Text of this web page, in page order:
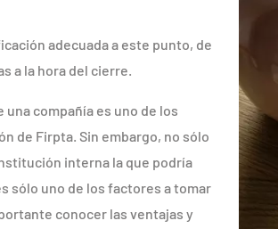
adecuada a este punto, de
a la hora del cierre.
compañía es uno de los
de Firpta. Sin embargo, no sólo
interna la que podría
sólo uno de los factores a tomar
conocer las ventajas y